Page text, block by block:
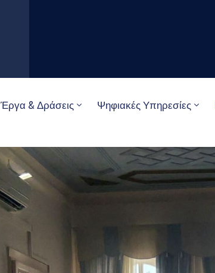
Έργα & Δράσεις Ψηφιακές Υπηρεσίες